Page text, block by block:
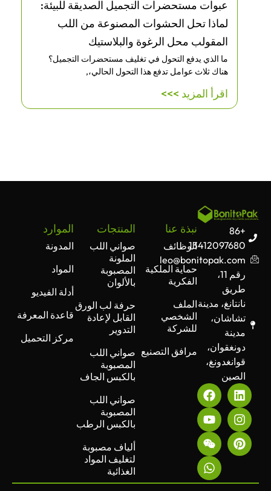
عبوات مستحضرات التجميل الصديقة للبيئة:
لماذا تحل الحشوات المصنوعة من اللب
المقولب محل الرغوة والبلاستيك
ما الذي يدفع التحول في تغليف مستحضرات التجميل؟
هناك ثلاث عوامل تدفع هذا التحول الحالي،,
اقرأ المزيد >>>
+86
13412097680
leo@bonitopak.com
رقم 11،
طريق
نانتانغ، مدينة
تشاشان،
مدينة
دونغقوان،
قوانغدونغ،
الصين
نبذة عنا
الوظائف
حماية الملكية
الفكرية
الملف
الشخصي
للشركة
مرافق التصنيع
المنتجات
صواني اللب
الملونة
المصبوبة
بالألوان
حرفة لب الورق
القابل لإعادة
التدوير
صواني اللب
المصبوبة
بالكبس الجاف
صواني اللب
المصبوبة
بالكبس الرطب
ألياف مصبوبة
لتغليف المواد
الغذائية
الموارد
المدونة
المواد
أدلة الفيديو
قاعدة المعرفة
مركز التحميل